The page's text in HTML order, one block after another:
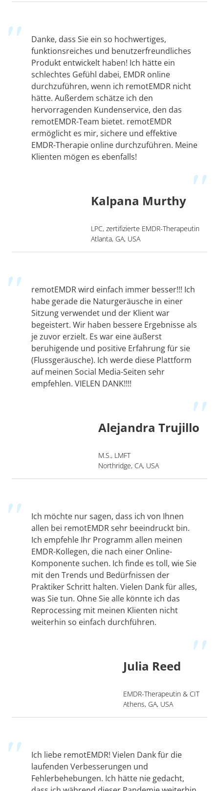
Kalpana Murthy
LPC, zertifizierte EMDR-Therapeutin
Atlanta, GA, USA
Danke, dass Sie ein so hochwertiges,
funktionsreiches und benutzerfreundliches
Produkt entwickelt haben! Ich hätte ein
schlechtes Gefühl dabei, EMDR online
durchzuführen, wenn ich remotEMDR nicht
hätte. Außerdem schätze ich den
hervorragenden Kundenservice, den das
remotEMDR-Team bietet. remotEMDR
ermöglicht es mir, sichere und effektive
EMDR-Therapie online durchzuführen. Meine
Klienten mögen es ebenfalls!
Alejandra Trujillo
M.S., LMFT
Northridge, CA, USA
remotEMDR wird einfach immer besser!!! Ich
habe gerade die Naturgeräusche in einer
Sitzung verwendet und der Klient war
begeistert. Wir haben bessere Ergebnisse als
je zuvor erzielt. Es war eine äußerst
beruhigende und positive Erfahrung für sie
(Flussgeräusche). Ich werde diese Plattform
auf meinen Social Media-Seiten sehr
empfehlen. VIELEN DANK!!!!
Julia Reed
EMDR-Therapeutin & CIT
Athens, GA, USA
Ich möchte nur sagen, dass ich von Ihnen
allen bei remotEMDR sehr beeindruckt bin.
Ich empfehle Ihr Programm allen meinen
EMDR-Kollegen, die nach einer Online-
Komponente suchen. Ich finde es toll, wie Sie
mit den Trends und Bedürfnissen der
Praktiker Schritt halten. Vielen Dank für alles,
was Sie tun. Ohne Sie alle könnte ich das
Reprocessing mit meinen Klienten nicht
weiterhin so einfach durchführen.
Ich liebe remotEMDR! Vielen Dank für die
laufenden Verbesserungen und
Fehlerbehebungen. Ich hätte nie gedacht,